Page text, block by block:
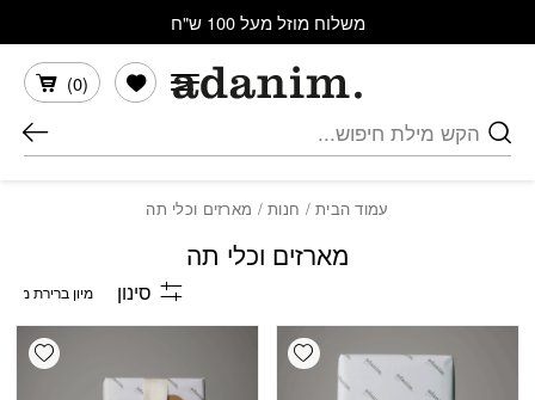
משלוח מוזל מעל 100 ש"ח
חיפוש
(
0
)
הרשימה שלי
עמוד הבית/ חנות/ מארזים וכלי תה
מארזים וכלי תה
סינון
Add wishlist